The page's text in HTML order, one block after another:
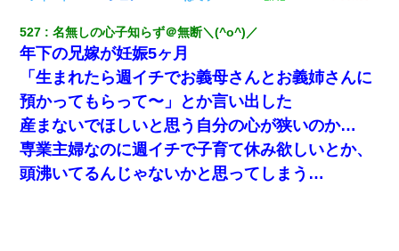
527 名無しの心子知らず＠無断＼(^o^)／
年下の兄嫁が妊娠5ヶ月
「生まれたら週イチでお義母さんとお義姉さんに
預かってもらって〜」とか言い出した
産まないでほしいと思う自分の心が狭いのか…
専業主婦なのに週イチで子育て休み欲しいとか、
頭沸いてるんじゃないかと思ってしまう…